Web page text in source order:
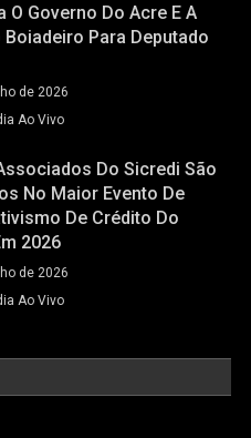
O Governo Do Acre E A
Boiadeiro Para Deputado
de 2026
Ao Vivo
Do Sicredi São
No Maior Evento De
De Crédito Do
2026
de 2026
Ao Vivo